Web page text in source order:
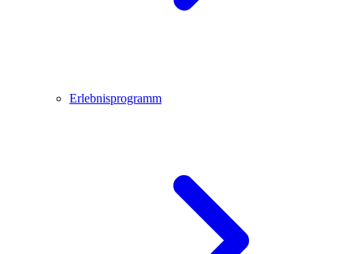
Erlebnisprogramm